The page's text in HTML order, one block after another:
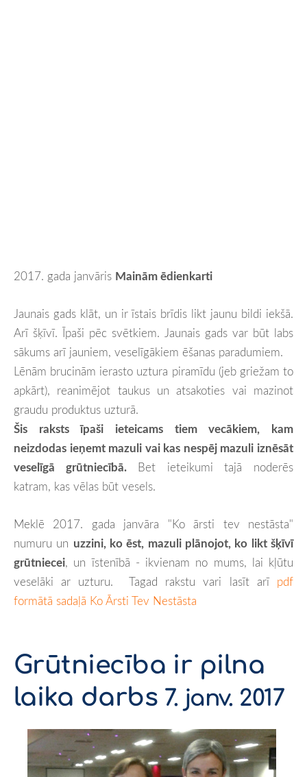
2017. gada janvāris Mainām ēdienkarti
Jaunais gads klāt, un ir īstais brīdis likt jaunu bildi iekšā.
Arī šķīvī. Īpaši pēc svētkiem. Jaunais gads var būt labs
sākums arī jauniem, veselīgākiem ēšanas paradumiem.
Lēnām brucinām ierasto uztura piramīdu (jeb griežam to
apkārt), reanimējot taukus un atsakoties vai mazinot
graudu produktus uzturā.
Šis raksts īpaši ieteicams tiem vecākiem, kam
neizdodas ieņemt mazuli vai kas nespēj mazuli iznēsāt
veselīgā grūtniecībā.Bet ieteikumi tajā noderēs
katram, kas vēlas būt vesels.
Meklē 2017. gada janvāra "Ko ārsti tev nestāsta"
numuru un uzzini, ko ēst, mazuli plānojot, ko likt šķīvī
grūtniecei, un īstenībā - ikvienam no mums, lai kļūtu
veselāki ar uzturu. Tagad rakstu vari lasīt arī pdf
formātā sadaļā Ko Ārsti Tev Nestāsta
Grūtniecība ir pilna
laika darbs 7. janv. 2017